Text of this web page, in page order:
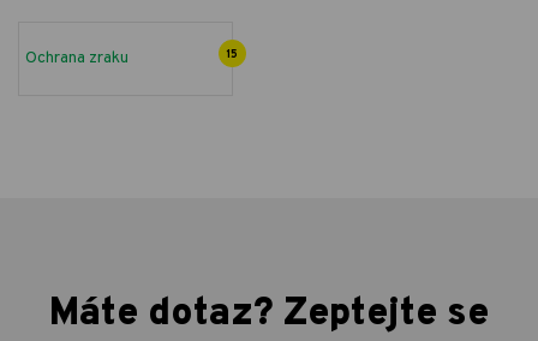
Ochrana zraku 15
Máte dotaz? Zeptejte se